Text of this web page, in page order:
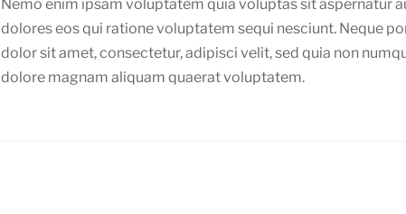
Nemo enim ipsam voluptatem quia voluptas sit aspernatur
dolores eos qui ratione voluptatem sequi nesciunt. Neque
dolor sit amet, consectetur, adipisci velit, sed quia non
dolore magnam aliquam quaerat voluptatem.